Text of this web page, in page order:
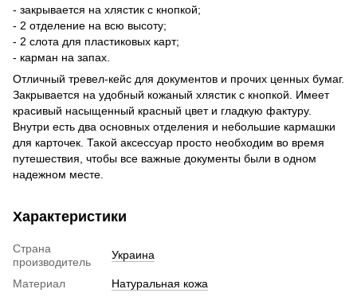
- закрывается на хлястик с кнопкой;
- 2 отделение на всю высоту;
- 2 слота для пластиковых карт;
- карман на запах.
Отличный тревел-кейс для документов и прочих ценных бумаг.
Закрывается на удобный кожаный хлястик с кнопкой. Имеет
красивый насыщенный красный цвет и гладкую фактуру.
Внутри есть два основных отделения и небольшие кармашки
для карточек. Такой аксессуар просто необходим во время
путешествия, чтобы все важные документы были в одном
надежном месте.
Характеристики
Страна
производитель
Украина
Материал
Натуральная кожа